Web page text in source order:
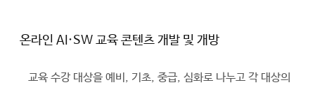
온라인 AI·SW 교육 콘텐츠 개발 및 개방
교육 수강 대상을 예비, 기초, 중급, 심화로 나누고 각 대상의